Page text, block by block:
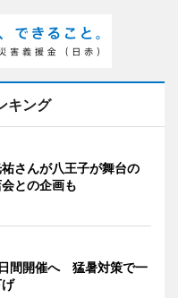
キング
さんが八王子が舞台の
との企画も
間開催へ 猛暑対策で一